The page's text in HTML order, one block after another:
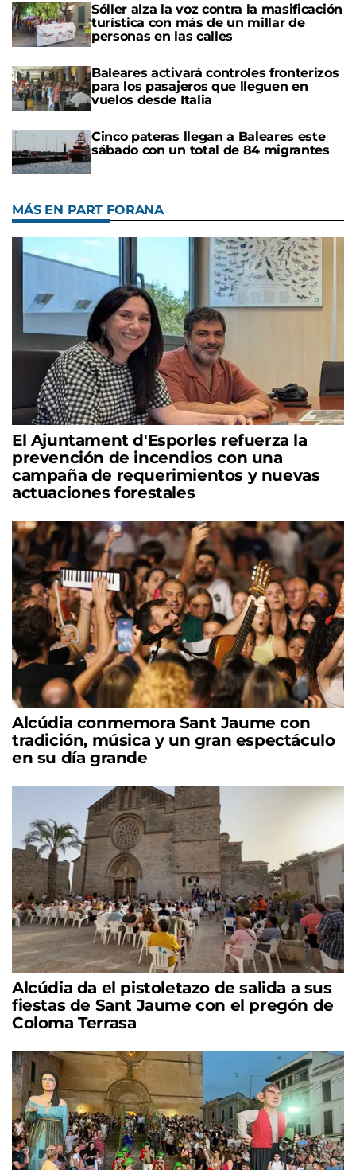
Sóller alza la voz contra la masificación
turística con más de un millar de
personas en las calles
Baleares activará controles fronterizos
para los pasajeros que lleguen en
vuelos desde Italia
Cinco pateras llegan a Baleares este
sábado con un total de 84 migrantes
MÁS EN PART FORANA
El Ajuntament d'Esporles refuerza la
prevención de incendios con una
campaña de requerimientos y nuevas
actuaciones forestales
Alcúdia conmemora Sant Jaume con
tradición, música y un gran espectáculo
en su día grande
Alcúdia da el pistoletazo de salida a sus
fiestas de Sant Jaume con el pregón de
Coloma Terrasa